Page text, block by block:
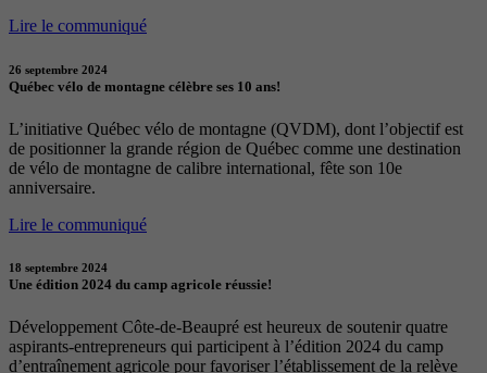
Lire le communiqué
26 septembre 2024
Québec vélo de montagne célèbre ses 10 ans!
L’initiative Québec vélo de montagne (QVDM), dont l’objectif est
de positionner la grande région de Québec comme une destination
de vélo de montagne de calibre international, fête son 10e
anniversaire.
Lire le communiqué
18 septembre 2024
Une édition 2024 du camp agricole réussie!
Développement Côte-de-Beaupré est heureux de soutenir quatre
aspirants-entrepreneurs qui participent à l’édition 2024 du camp
d’entraînement agricole pour favoriser l’établissement de la relève